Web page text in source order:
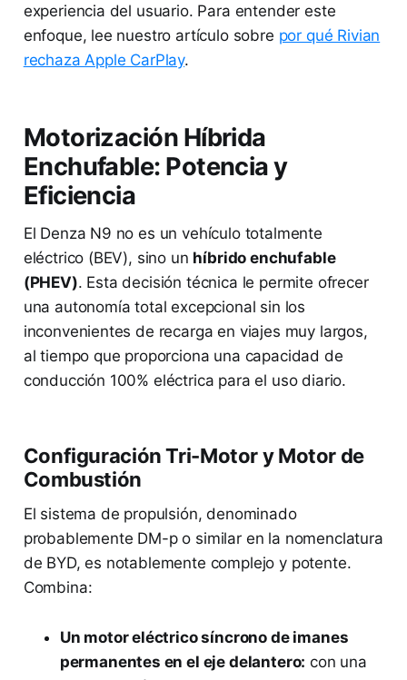
experiencia del usuario. Para entender este
enfoque, lee nuestro artículo sobre por qué Rivian
rechaza Apple CarPlay.
Motorización Híbrida
Enchufable: Potencia y
Eficiencia
El Denza N9 no es un vehículo totalmente
eléctrico (BEV), sino un híbrido enchufable
(PHEV). Esta decisión técnica le permite ofrecer
una autonomía total excepcional sin los
inconvenientes de recarga en viajes muy largos,
al tiempo que proporciona una capacidad de
conducción 100% eléctrica para el uso diario.
Configuración Tri-Motor y Motor de
Combustión
El sistema de propulsión, denominado
probablemente DM-p o similar en la nomenclatura
de BYD, es notablemente complejo y potente.
Combina:
Un motor eléctrico síncrono de imanes
permanentes en el eje delantero: con una